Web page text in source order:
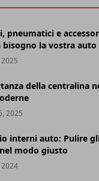
pneumatici e
bisogno la vostra auto
della centralina
2025
interni auto: Pulire
modo giusto